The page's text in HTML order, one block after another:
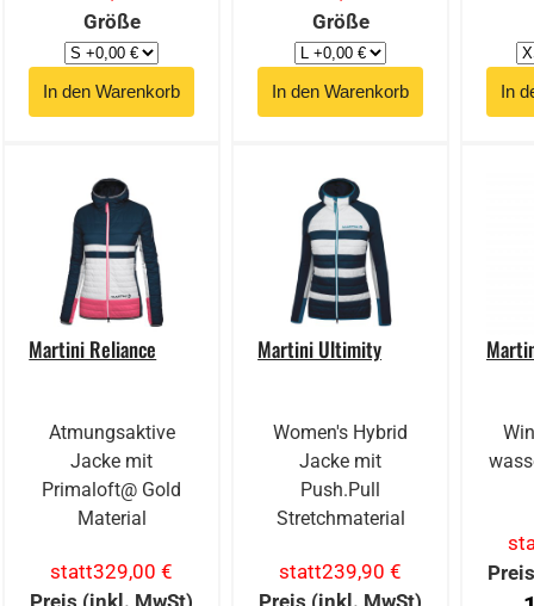
Größe
Größe
Martini Reliance
Atmungsaktive
Jacke mit
Primaloft@ Gold
Material
statt329,00 €
Preis (inkl. MwSt)
Martini Ultimity
Women's Hybrid
Jacke mit
Push.Pull
Stretchmaterial
statt239,90 €
Preis (inkl. MwSt)